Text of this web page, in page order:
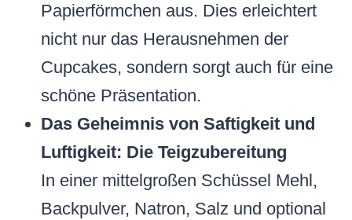
Papierförmchen aus. Dies erleichtert
nicht nur das Herausnehmen der
Cupcakes, sondern sorgt auch für eine
schöne Präsentation.
Das Geheimnis von Saftigkeit und
Luftigkeit: Die Teigzubereitung
In einer mittelgroßen Schüssel Mehl,
Backpulver, Natron, Salz und optional